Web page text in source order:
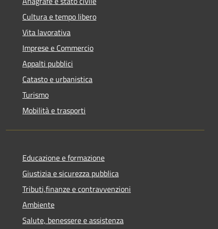
Cultura e tempo libero
Vita lavorativa
Imprese e Commercio
Appalti pubblici
Catasto e urbanistica
Turismo
Mobilità e trasporti
Educazione e formazione
Giustizia e sicurezza pubblica
Tributi,finanze e contravvenzioni
Ambiente
Salute, benessere e assistenza